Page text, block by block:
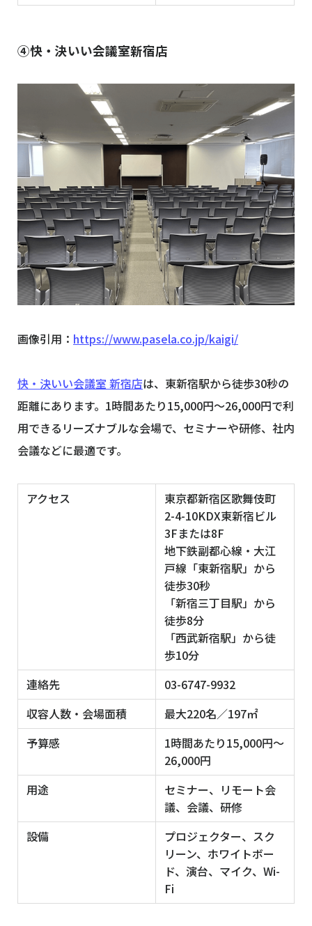
④快・決いい会議室新宿店
画像引用： https://www.pasela.co.jp/kaigi/
快・決いい会議室 新宿店は、東新宿駅から徒歩30秒の
距離にあります。1時間あたり15,000円〜26,000円で利
用できるリーズナブルな会場で、セミナーや研修、社内
会議などに最適です。
アクセス
東京都新宿区歌舞伎町
2-4-10KDX東新宿ビル
3Fまたは8F
地下鉄副都心線・大江
戸線「東新宿駅」から
徒歩30秒
「新宿三丁目駅」から
徒歩8分
「西武新宿駅」から徒
歩10分
連絡先
03-6747-9932
収容人数・会場面積
最大220名／197㎡
予算感
1時間あたり15,000円〜
26,000円
用途
セミナー、リモート会
議、会議、研修
設備
プロジェクター、スク
リーン、ホワイトボー
ド、演台、マイク、Wi-
Fi